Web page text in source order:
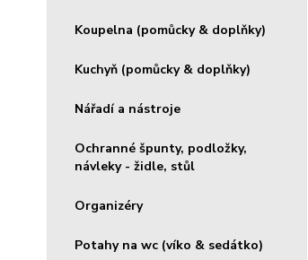
Koupelna (pomůcky & doplňky)
Kuchyň (pomůcky & doplňky)
Nářadí a nástroje
Ochranné špunty, podložky,
návleky - židle, stůl
Organizéry
Potahy na wc (víko & sedátko)